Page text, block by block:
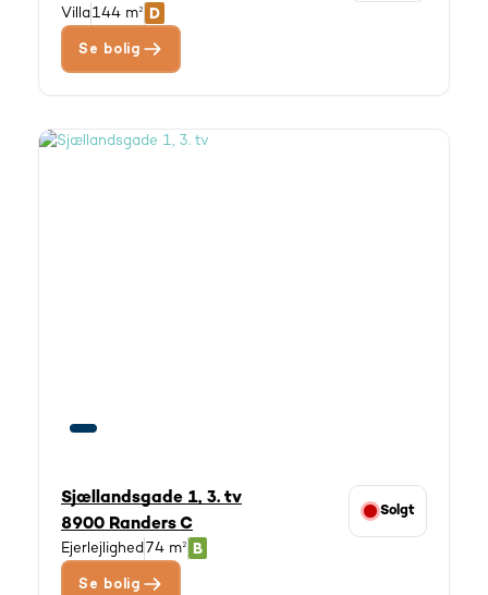
Villa144 m²
Se bolig
Sjællandsgade 1, 3. tv
8900 Randers C
Solgt
Ejerlejlighed 74 m²
Se bolig